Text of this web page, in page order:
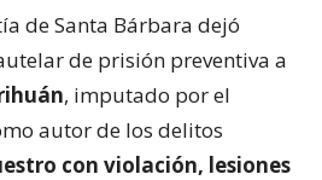
de Santa Bárbara dejó
de prisión preventiva a
, imputado por el
autor de los delitos
con violación, lesiones